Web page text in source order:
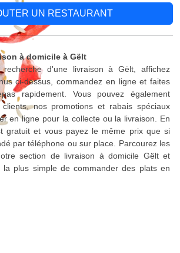
UN RESTAURANT
à domicile à Gëlt
d'une livraison à Gëlt, affichez
ci-dessus, commandez en ligne et faites
rapidement. Vous pouvez également
nos promotions et rabais spéciaux
en ligne pour la collecte ou la livraison. En
gratuit et vous payez le même prix que si
par téléphone ou sur place. Parcourez les
section de livraison à domicile Gëlt et
la plus simple de commander des plats en